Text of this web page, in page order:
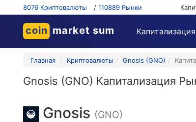
8076 Криптовалюты / 110889 Рынки
coin market sum
Главная Криптовалюты Gnosis (GNO)
Gnosis (GNO) Капитализация
Gnosis (GNO)